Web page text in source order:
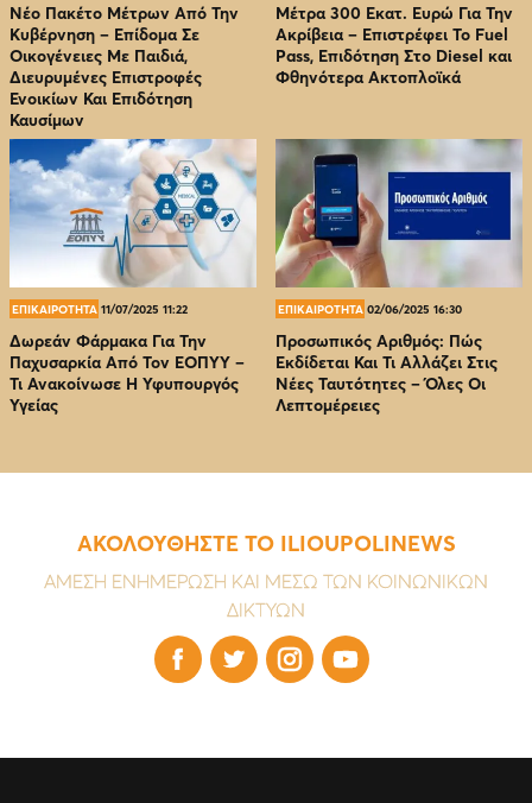
Νέο Πακέτο Μέτρων Από Την
Κυβέρνηση – Επίδομα Σε
Οικογένειες Με Παιδιά,
Διευρυμένες Επιστροφές
Ενοικίων Και Επιδότηση
Καυσίμων
Μέτρα 300 Εκατ. Ευρώ Για Την
Ακρίβεια – Επιστρέφει Το Fuel
Pass, Επιδότηση Στο Diesel και
Φθηνότερα Ακτοπλοϊκά
ΕΠΙΚΑΙΡΟΤΗΤΑ 11/07/2025 11:22
Δωρεάν Φάρμακα Για Την
Παχυσαρκία Από Τον EOΠΥΥ –
Τι Ανακοίνωσε Η Υφυπουργός
Υγείας
ΕΠΙΚΑΙΡΟΤΗΤΑ 02/06/2025 16:30
Προσωπικός Αριθμός: Πώς
Εκδίδεται Και Τι Αλλάζει Στις
Νέες Ταυτότητες – Όλες Οι
Λεπτομέρειες
ΑΚΟΛΟΥΘΗΣΤΕ ΤΟ ILIOUPOLINEWS
ΑΜΕΣΗ ΕΝΗΜΕΡΩΣΗ ΚΑΙ ΜΕΣΩ ΤΩΝ ΚΟΙΝΩΝΙΚΩΝ
ΔΙΚΤΥΩΝ
   